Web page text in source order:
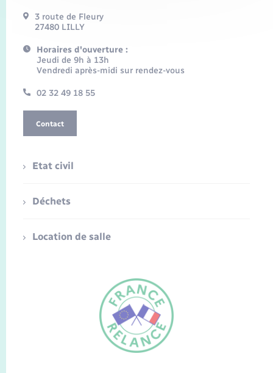
3 route de Fleury
27480 LILLY
Horaires d'ouverture :
Jeudi de 9h à 13h
Vendredi après-midi sur rendez-vous
02 32 49 18 55
Contact
Etat civil
Déchets
Location de salle